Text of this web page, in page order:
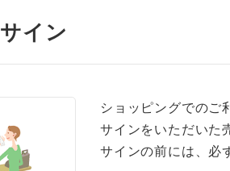
イン
ショッピングでのご
サインをいただいた
サインの前には、必